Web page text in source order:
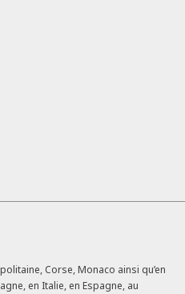
Corse, Monaco ainsi qu’en
en Italie, en Espagne, au